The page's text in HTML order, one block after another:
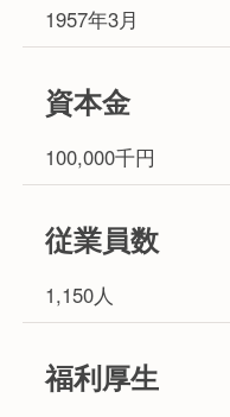
1957年3月
資本金
100,000千円
従業員数
1,150人
福利厚生